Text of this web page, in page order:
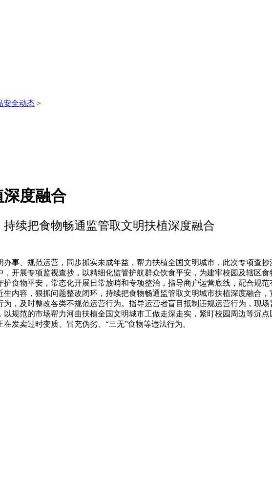
安全动态 >
度融合
持续把食物畅通监管取文明扶植深度融合
、规范运营，同步抓实未成年益，帮力扶植全国文明城市，此次专项查抄
开展专项监视查抄，以精细化监管护航群众饮食平安，为建牢校园及辖区
食物平安，常态化开展日常放哨和专项整治，指导商户运营底线，配合规
内容，狠抓问题整改闭环，持续把食物畅通监管取文明城市扶植深度融合
，及时整改各类不规范运营行为。指导运营者盲目抵制违规运营行为，现
规范的市场帮力河曲扶植全国文明城市工做走深走实，紧盯校园周边等沉
发卖过时变质、冒充伪劣、“三无”食物等违法行为。